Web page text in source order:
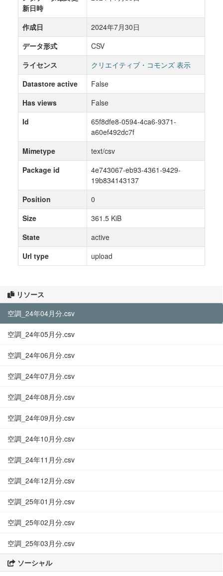
リソース
空調_24年04月分.csv
空調_24年05月分.csv
空調_24年06月分.csv
空調_24年07月分.csv
空調_24年08月分.csv
空調_24年09月分.csv
空調_24年10月分.csv
空調_24年11月分.csv
空調_24年12月分.csv
空調_25年01月分.csv
空調_25年02月分.csv
空調_25年03月分.csv
ソーシャル
新日時
作成日
2024年7月30日
データ形式
CSV
ライセンス
クリエイティブ・コモンズ 表示
Datastore active
False
Has views
False
Id
65f8dfe8-0594-4ca6-9371-
a60ef492dc7f
Mimetype
text/csv
Package id
4e743067-eb93-4361-9429-
19b834143137
Position
0
Size
361.5 KiB
State
active
Url type
upload